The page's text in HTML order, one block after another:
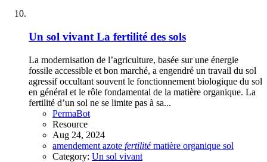
Un sol vivant La fertilité des sols
La modernisation de l’agriculture, basée sur une énergie
fossile accessible et bon marché, a engendré un travail du sol
agressif occultant souvent le fonctionnement biologique du sol
en général et le rôle fondamental de la matière organique. La
fertilité d’un sol ne se limite pas à sa...
PermaBot
Resource
Aug 24, 2024
amendement azote fertilité matière organique sol
Category: Un sol vivant